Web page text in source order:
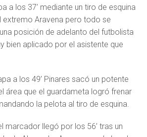
a los 37’ mediante un tiro de esquina
extremo Aravena pero todo se
posición de adelanto del futbolista
bien aplicado por el asistente que
a los 49’ Pinares sacó un potente
área que el guardameta logró frenar
la pelota al tiro de esquina.
marcador llegó por los 56’ tras un